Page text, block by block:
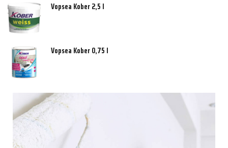
Vopsea Kober 2,5 l
Vopsea Kober 0,75 l